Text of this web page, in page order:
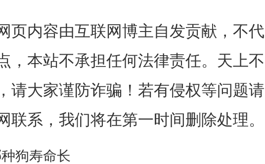
用作物理量子比特。从某种意义上
子是微小的光粒子，本质上比固态量
得更快，但同时也更容易丢失。
次将激光脉冲转换为量子光学状态，
页内容由互联网博主自发贡献，不代
，本站不承担任何法律责任。天上不
请大家谨防诈骗！若有侵权等问题请
联系，我们将在第一时间删除处理。
狗寿命长